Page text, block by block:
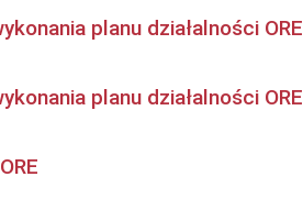
planu działalności ORE
planu działalności ORE